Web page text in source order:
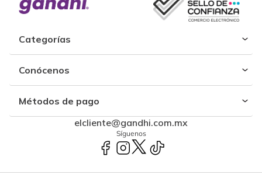
Categorías
Conócenos
Métodos de pago
elcliente@gandhi.com.mx
Síguenos